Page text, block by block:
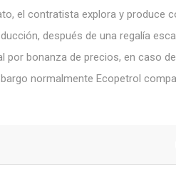
el contratista explora y produce
después de una regalía
por bonanza de precios, en caso
normalmente Ecopetrol